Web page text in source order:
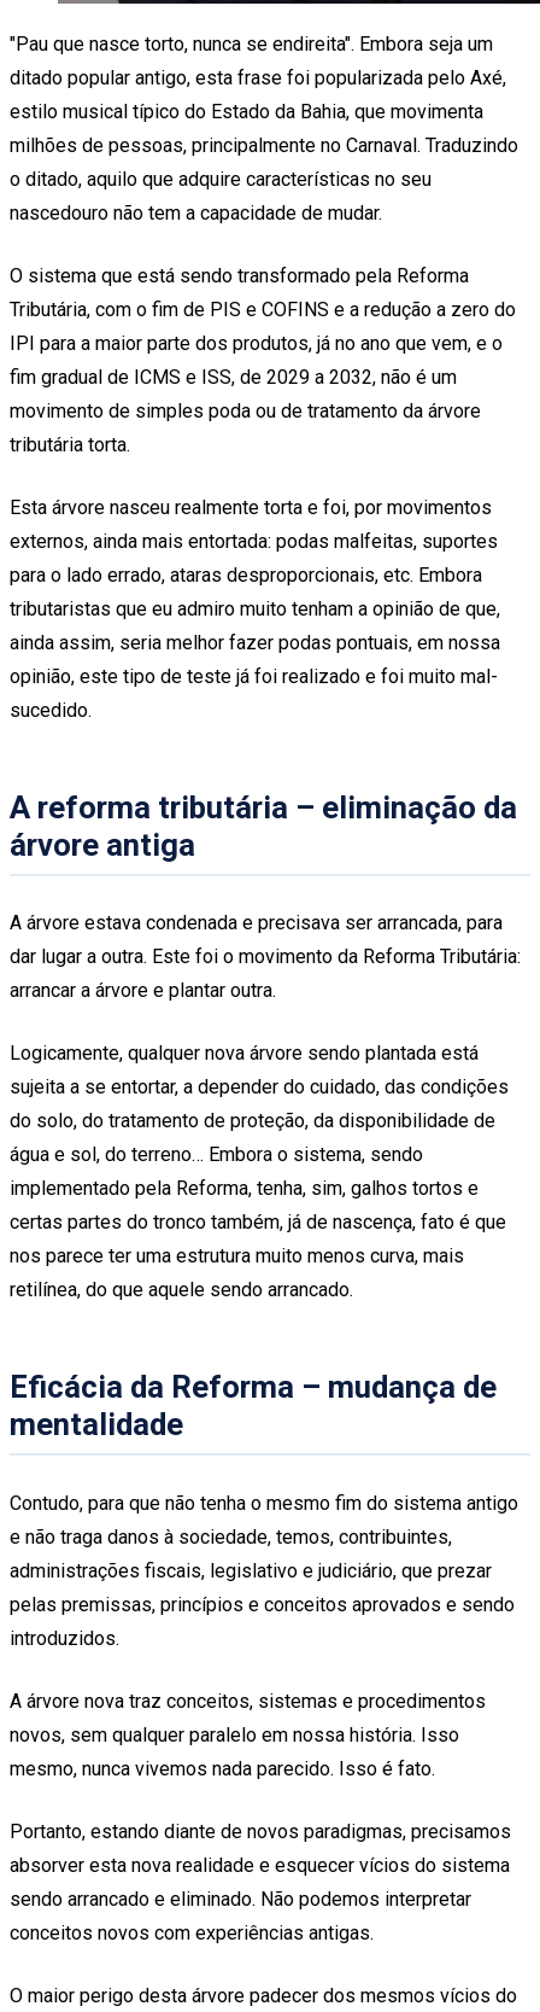
"Pau que nasce torto, nunca se endireita". Embora seja um
ditado popular antigo, esta frase foi popularizada pelo Axé,
estilo musical típico do Estado da Bahia, que movimenta
milhões de pessoas, principalmente no Carnaval. Traduzindo
o ditado, aquilo que adquire características no seu
nascedouro não tem a capacidade de mudar.
O sistema que está sendo transformado pela Reforma
Tributária, com o fim de PIS e COFINS e a redução a zero do
IPI para a maior parte dos produtos, já no ano que vem, e o
fim gradual de ICMS e ISS, de 2029 a 2032, não é um
movimento de simples poda ou de tratamento da árvore
tributária torta.
Esta árvore nasceu realmente torta e foi, por movimentos
externos, ainda mais entortada: podas malfeitas, suportes
para o lado errado, ataras desproporcionais, etc. Embora
tributaristas que eu admiro muito tenham a opinião de que,
ainda assim, seria melhor fazer podas pontuais, em nossa
opinião, este tipo de teste já foi realizado e foi muito mal-
sucedido.
A reforma tributária – eliminação da
árvore antiga
A árvore estava condenada e precisava ser arrancada, para
dar lugar a outra. Este foi o movimento da Reforma Tributária:
arrancar a árvore e plantar outra.
Logicamente, qualquer nova árvore sendo plantada está
sujeita a se entortar, a depender do cuidado, das condições
do solo, do tratamento de proteção, da disponibilidade de
água e sol, do terreno… Embora o sistema, sendo
implementado pela Reforma, tenha, sim, galhos tortos e
certas partes do tronco também, já de nascença, fato é que
nos parece ter uma estrutura muito menos curva, mais
retilínea, do que aquele sendo arrancado.
Eficácia da Reforma – mudança de
mentalidade
Contudo, para que não tenha o mesmo fim do sistema antigo
e não traga danos à sociedade, temos, contribuintes,
administrações fiscais, legislativo e judiciário, que prezar
pelas premissas, princípios e conceitos aprovados e sendo
introduzidos.
A árvore nova traz conceitos, sistemas e procedimentos
novos, sem qualquer paralelo em nossa história. Isso
mesmo, nunca vivemos nada parecido. Isso é fato.
Portanto, estando diante de novos paradigmas, precisamos
absorver esta nova realidade e esquecer vícios do sistema
sendo arrancado e eliminado. Não podemos interpretar
conceitos novos com experiências antigas.
O maior perigo desta árvore padecer dos mesmos vícios do